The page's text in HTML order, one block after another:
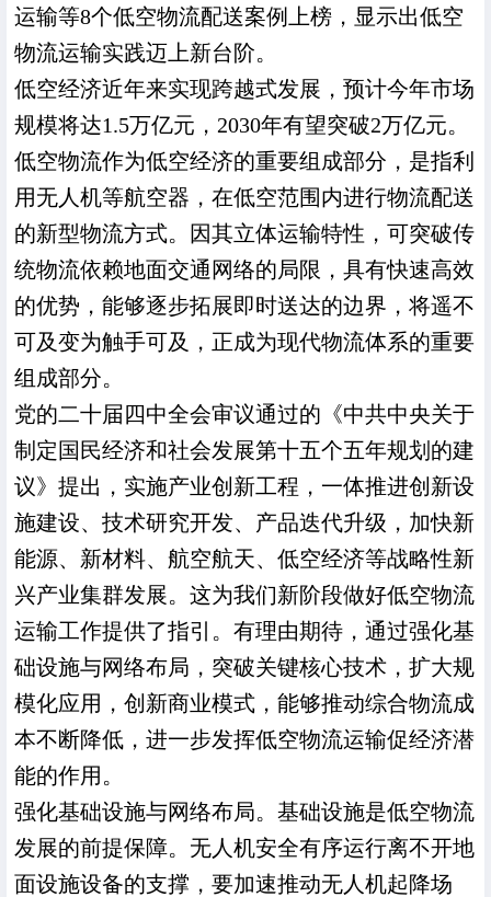
运输等8个低空物流配送案例上榜，显示出低空
物流运输实践迈上新台阶。
低空经济近年来实现跨越式发展，预计今年市场
规模将达1.5万亿元，2030年有望突破2万亿元。
低空物流作为低空经济的重要组成部分，是指利
用无人机等航空器，在低空范围内进行物流配送
的新型物流方式。因其立体运输特性，可突破传
统物流依赖地面交通网络的局限，具有快速高效
的优势，能够逐步拓展即时送达的边界，将遥不
可及变为触手可及，正成为现代物流体系的重要
组成部分。
党的二十届四中全会审议通过的《中共中央关于
制定国民经济和社会发展第十五个五年规划的建
议》提出，实施产业创新工程，一体推进创新设
施建设、技术研究开发、产品迭代升级，加快新
能源、新材料、航空航天、低空经济等战略性新
兴产业集群发展。这为我们新阶段做好低空物流
运输工作提供了指引。有理由期待，通过强化基
础设施与网络布局，突破关键核心技术，扩大规
模化应用，创新商业模式，能够推动综合物流成
本不断降低，进一步发挥低空物流运输促经济潜
能的作用。
强化基础设施与网络布局。基础设施是低空物流
发展的前提保障。无人机安全有序运行离不开地
面设施设备的支撑，要加速推动无人机起降场